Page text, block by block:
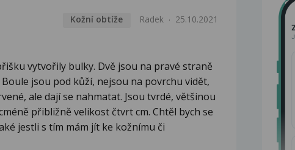
Kožní obtíže Radek 25.10.2021
vytvořily bulky. Dvě jsou na pravé straně
jsou pod kůží, nejsou na povrchu vidět,
ale dají se nahmatat. Jsou tvrdé, většinou
přibližně velikost čtvrt cm. Chtěl bych se
jestli s tím mám jít ke kožnímu či